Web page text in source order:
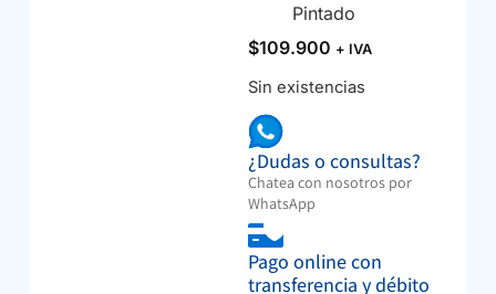
Pintado
$109.900 + IVA
Sin existencias
¿Dudas o consultas?
Chatea con nosotros por
WhatsApp
Pago online con
transferencia y débito